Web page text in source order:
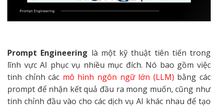
Prompt Engineering là một kỹ thuật tiên tiến trong
lĩnh vực AI phục vụ nhiều mục đích. Nó bao gồm việc
tinh chỉnh các mô hình ngôn ngữ lớn (LLM) bằng các
prompt để nhận kết quả đầu ra mong muốn, cũng như
tinh chỉnh đầu vào cho các dịch vụ AI khác nhau để tạo